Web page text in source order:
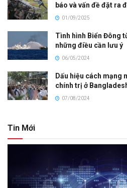
báo và vấn đề đặt ra
01/09/2025
Tình hình Biển Đông
những điều cần lưu ý
06/05/2024
Dấu hiệu cách mạng
chính trị ở
07/08/2024
Tin Mới